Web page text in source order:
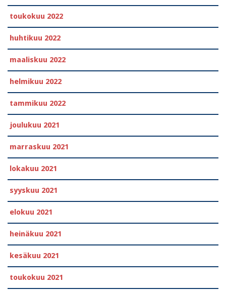
toukokuu 2022
huhtikuu 2022
maaliskuu 2022
helmikuu 2022
tammikuu 2022
joulukuu 2021
marraskuu 2021
lokakuu 2021
syyskuu 2021
elokuu 2021
heinäkuu 2021
kesäkuu 2021
toukokuu 2021